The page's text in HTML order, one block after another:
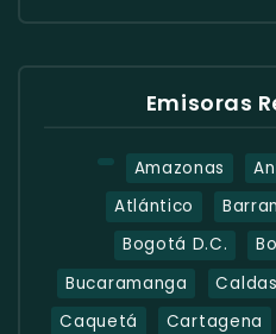
Emisoras
Amazonas
Atlántico
Bogotá D.C.
Bucaramanga
Caldas
Caquetá
Cartagena